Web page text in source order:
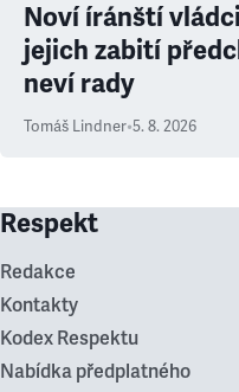
Noví íránští
jejich zabití
neví rady
Tomáš Lindner•5. 8. 2026
Respekt
Redakce
Kontakty
Kodex Respektu
Nabídka předplatného